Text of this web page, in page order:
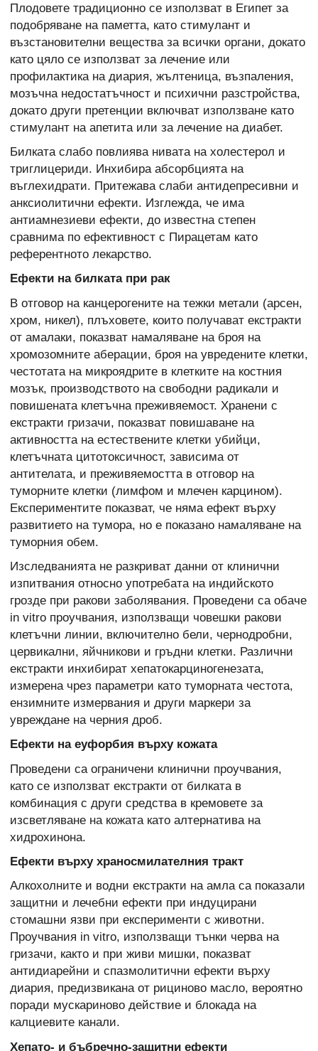
Плодовете традиционно се използват в Египет за
подобряване на паметта, като стимулант и
възстановителни вещества за всички органи, докато
като цяло се използват за лечение или
профилактика на диария, жълтеница, възпаления,
мозъчна недостатъчност и психични разстройства,
докато други претенции включват използване като
стимулант на апетита или за лечение на диабет.
Билката слабо повлиява нивата на холестерол и
триглицериди. Инхибира абсорбцията на
въглехидрати. Притежава слаби антидепресивни и
анксиолитични ефекти. Изглежда, че има
антиамнезиеви ефекти, до известна степен
сравнима по ефективност с Пирацетам като
референтното лекарство.
Ефекти на билката при рак
В отговор на канцерогените на тежки метали (арсен,
хром, никел), плъховете, които получават екстракти
от амалаки, показват намаляване на броя на
хромозомните аберации, броя на увредените клетки,
честотата на микроядрите в клетките на костния
мозък, производството на свободни радикали и
повишената клетъчна преживяемост. Хранени с
екстракти гризачи, показват повишаване на
активността на естествените клетки убийци,
клетъчната цитотоксичност, зависима от
антителата, и преживяемостта в отговор на
туморните клетки (лимфом и млечен карцином).
Експериментите показват, че няма ефект върху
развитието на тумора, но е показано намаляване на
туморния обем.
Изследванията не разкриват данни от клинични
изпитвания относно употребата на индийското
грозде при ракови заболявания. Проведени са обаче
in vitro проучвания, използващи човешки ракови
клетъчни линии, включително бели, чернодробни,
цервикални, яйчникови и гръдни клетки. Различни
екстракти инхибират хепатокарциногенезата,
измерена чрез параметри като туморната честота,
ензимните измервания и други маркери за
увреждане на черния дроб.
Ефекти на еуфорбия върху кожата
Проведени са ограничени клинични проучвания,
като се използват екстракти от билката в
комбинация с други средства в кремовете за
изсветляване на кожата като алтернатива на
хидрохинона.
Ефекти върху храносмилателния тракт
Алкохолните и водни екстракти на амла са показали
защитни и лечебни ефекти при индуцирани
стомашни язви при експерименти с животни.
Проучвания in vitro, използващи тънки черва на
гризачи, както и при живи мишки, показват
антидиарейни и спазмолитични ефекти върху
диария, предизвикана от рициново масло, вероятно
поради мускариново действие и блокада на
калциевите канали.
Хепато- и бъбречно-защитни ефекти